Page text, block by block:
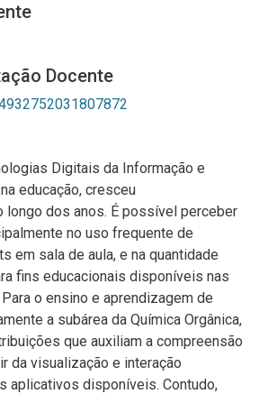
Docente
Digitais da Informação e
educação, cresceu
longo dos anos. É possível perceber
no uso frequente de
em sala de aula, e na quantidade
fins educacionais disponíveis nas
o ensino e aprendizagem de
a subárea da Química Orgânica,
que auxiliam a compreensão
da visualização e interação
aplicativos disponíveis. Contudo,